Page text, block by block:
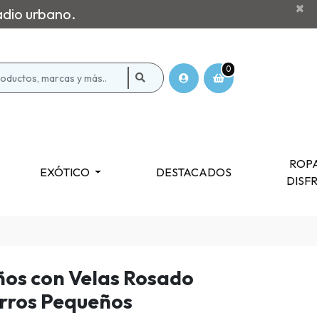
urbano. ×
0
EXÓTICO DESTACADOS
con Velas Rosado
Pequeños